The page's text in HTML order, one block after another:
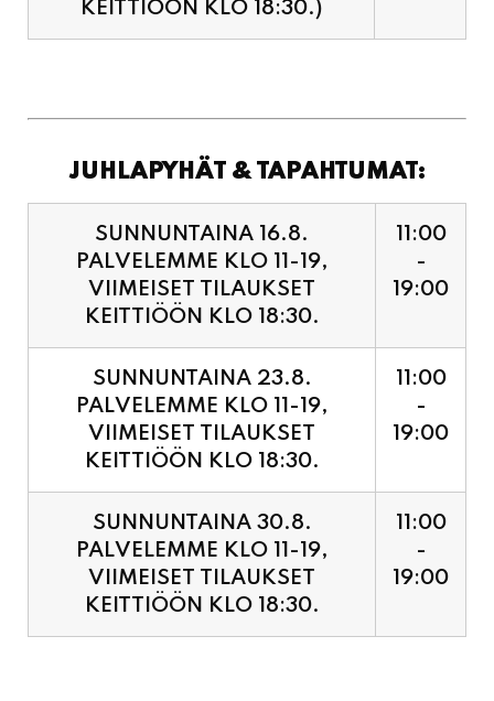
PALVELEMME KLO 11-19,
VIIMEISET TILAUKSET
KEITTIÖÖN KLO 18:30.
-
19:00
SUNNUNTAINA 23.8.
PALVELEMME KLO 11-19,
VIIMEISET TILAUKSET
KEITTIÖÖN KLO 18:30.
11:00
19:00
SUNNUNTAINA 30.8.
PALVELEMME KLO 11-19,
VIIMEISET TILAUKSET
KEITTIÖÖN KLO 18:30.
11:00
19:00